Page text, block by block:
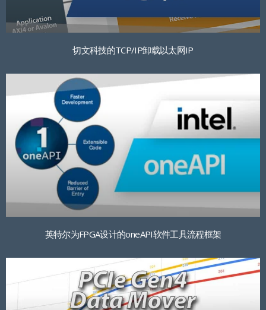
切文科技的TCP/IP卸载以太网IP
英特尔为FPGA设计的oneAPI软件工具流程框架